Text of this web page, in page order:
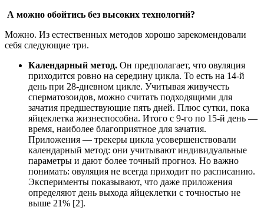
А можно обойтись без высоких технологий?
Можно. Из естественных методов хорошо зарекомендовали
себя следующие три.
Календарный метод. Он предполагает, что овуляция
приходится ровно на середину цикла. То есть на 14-й
день при 28-дневном цикле. Учитывая живучесть
сперматозоидов, можно считать подходящими для
зачатия предшествующие пять дней. Плюс сутки, пока
яйцеклетка жизнеспособна. Итого с 9-го по 15-й день —
время, наиболее благоприятное для зачатия.
Приложения — трекеры цикла усовершенствовали
календарный метод: они учитывают индивидуальные
параметры и дают более точный прогноз. Но важно
понимать: овуляция не всегда приходит по расписанию.
Эксперименты показывают, что даже приложения
определяют день выхода яйцеклетки с точностью не
выше 21% [2].